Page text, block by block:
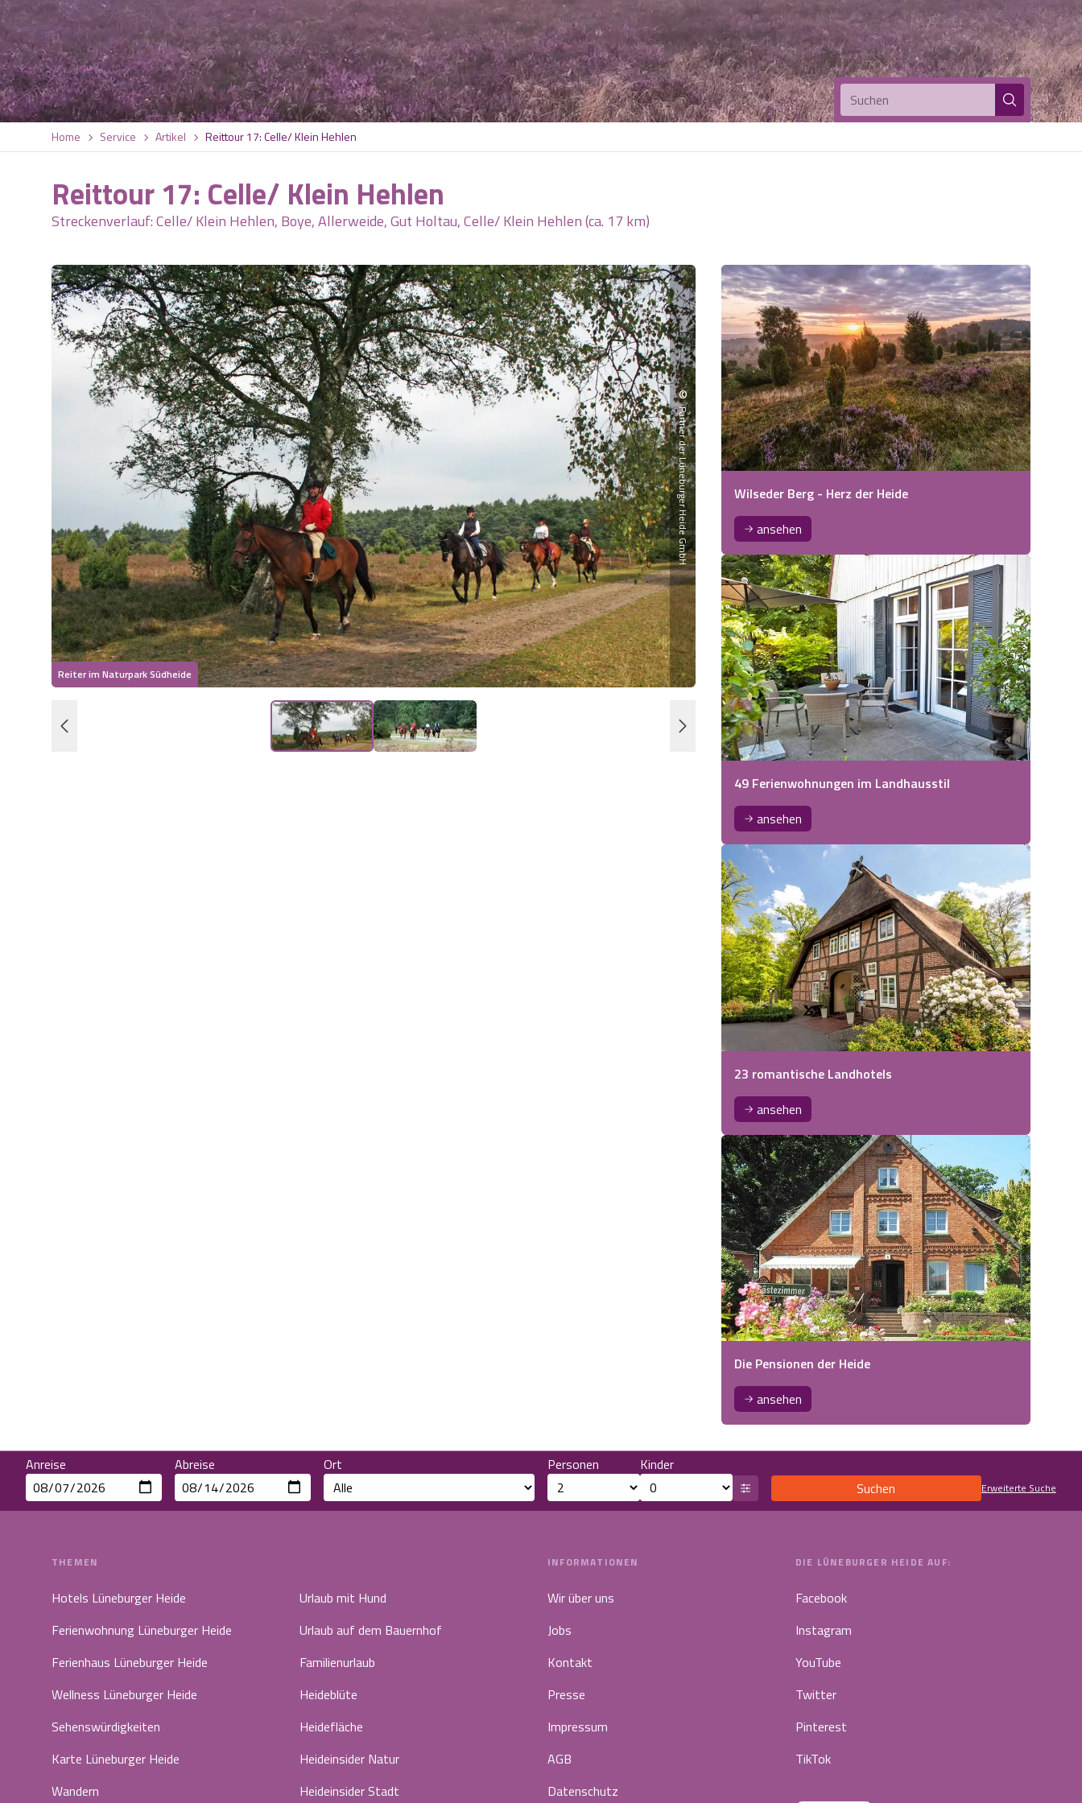
Suchen
Home Service Artikel Reittour 17: Celle/ Klein Hehlen
Reittour 17: Celle/ Klein Hehlen
Streckenverlauf: Celle/ Klein Hehlen, Boye, Allerweide, Gut Holtau, Celle/ Klein Hehlen (ca. 17 km)
Reiter im Naturpark Südheide
©
Partner der Lüneburger Heide GmbH
Reiter im Naturpark Südheide
Wilseder Berg - Herz der Heide
ansehen
49 Ferienwohnungen im Landhausstil
ansehen
23 romantische Landhotels
ansehen
Die Pensionen der Heide
ansehen
Anreise Abreise Ort Personen
Kinder
Suchen
Erweiterte Suche
THEMEN
Hotels Lüneburger Heide
Ferienwohnung Lüneburger Heide
Ferienhaus Lüneburger Heide
Wellness Lüneburger Heide
Sehenswürdigkeiten
Karte Lüneburger Heide
Wandern
Urlaub mit Hund
Urlaub auf dem Bauernhof
Familienurlaub
Heideblüte
Heidefläche
Heideinsider Natur
Heideinsider Stadt
INFORMATIONEN
Wir über uns
Jobs
Kontakt
Presse
Impressum
AGB
Datenschutz
DIE LÜNEBURGER HEIDE AUF:
Facebook
Instagram
YouTube
Twitter
Pinterest
TikTok